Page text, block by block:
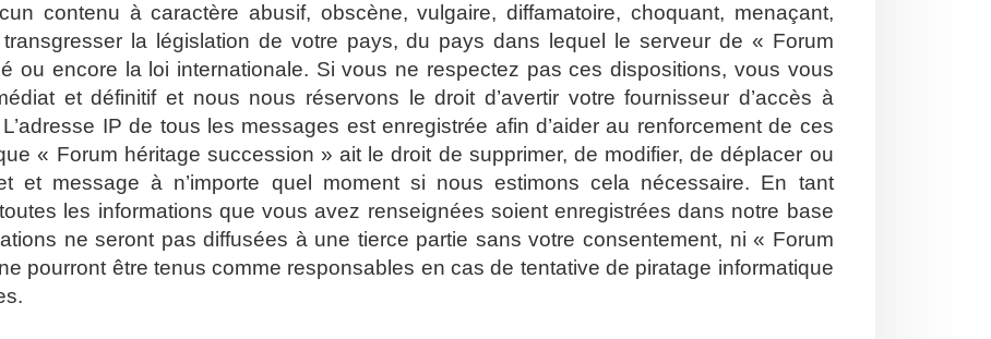
contenu à caractère abusif, obscène, vulgaire, diffamatoire, choquant, menaçant,
la législation de votre pays, du pays dans lequel le serveur de « Forum
ou encore la loi internationale. Si vous ne respectez pas ces dispositions, vous vous
et définitif et nous nous réservons le droit d’avertir votre fournisseur d’accès à
IP de tous les messages est enregistrée afin d’aider au renforcement de ces
« Forum héritage succession » ait le droit de supprimer, de modifier, de déplacer ou
et message à n’importe quel moment si nous estimons cela nécessaire. En tant
les informations que vous avez renseignées soient enregistrées dans notre base
ne seront pas diffusées à une tierce partie sans votre consentement, ni « Forum
pourront être tenus comme responsables en cas de tentative de piratage informatique